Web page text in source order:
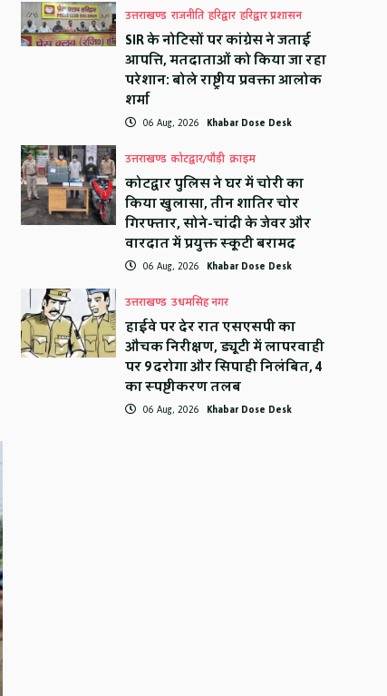
उत्तराखण्ड राजनीति हरिद्वार हरिद्वार प्रशासन
SIR के नोटिसों पर कांग्रेस ने जताई
आपत्ति, मतदाताओं को किया जा रहा
परेशान: बोले राष्ट्रीय प्रवक्ता आलोक
शर्मा
06 Aug, 2026 Khabar Dose Desk
उत्तराखण्ड कोटद्वार/पौड़ी क्राइम
कोटद्वार पुलिस ने घर में चोरी का
किया खुलासा, तीन शातिर चोर
गिरफ्तार, सोने-चांदी के जेवर और
वारदात में प्रयुक्त स्कूटी बरामद
06 Aug, 2026 Khabar Dose Desk
उत्तराखण्ड उधमसिंह नगर
हाईवे पर देर रात एसएसपी का
औचक निरीक्षण, ड्यूटी में लापरवाही
पर 9 दरोगा और सिपाही निलंबित, 4
का स्पष्टीकरण तलब
06 Aug, 2026 Khabar Dose Desk